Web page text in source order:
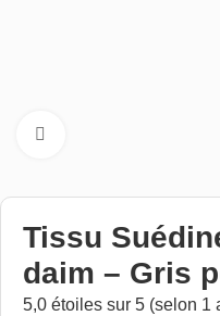
Tissu
daim – Gris
5,0 étoiles sur 5 (selon 1